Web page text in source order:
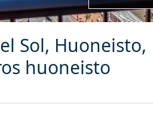
Sol, Huoneisto,
huoneisto